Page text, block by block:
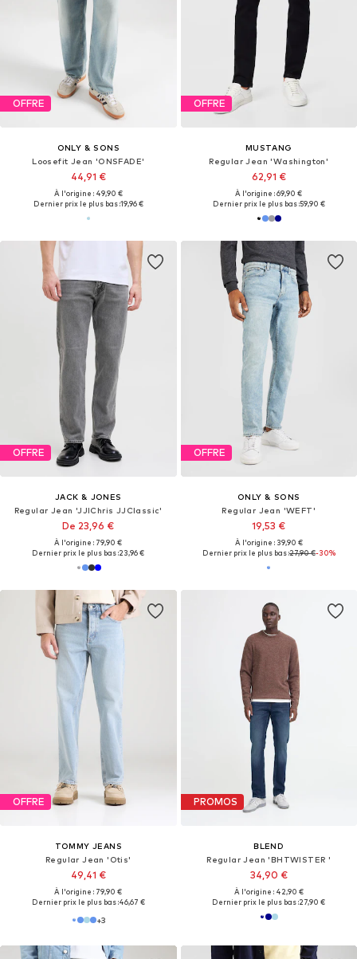
OFFRE
ONLY & SONS
Loosefit Jean 'ONSFADE'
44,91 €
À l'origine : 49,90 €
Dernier prix le plus bas :19,96 €
OFFRE
MUSTANG
Regular Jean 'Washington'
62,91 €
À l'origine : 69,90 €
Dernier prix le plus bas :59,90 €
OFFRE
JACK & JONES
Regular Jean 'JJIChris JJClassic'
De 23,96 €
À l'origine : 79,90 €
Dernier prix le plus bas :23,96 €
OFFRE
ONLY & SONS
Regular Jean 'WEFT'
19,53 €
À l'origine : 39,90 €
Dernier prix le plus bas :27,90 €-30%
OFFRE
TOMMY JEANS
Regular Jean 'Otis'
49,41 €
À l'origine : 79,90 €
Dernier prix le plus bas :46,67 €
+3
PROMOS
BLEND
Regular Jean 'BHTWISTER '
34,90 €
À l'origine : 42,90 €
Dernier prix le plus bas :27,90 €